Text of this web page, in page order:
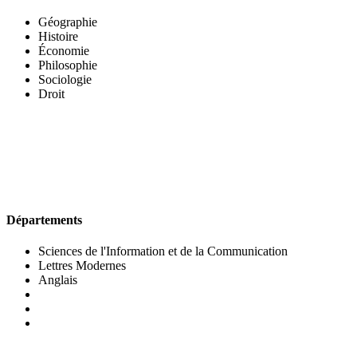
Géographie
Histoire
Économie
Philosophie
Sociologie
Droit
Départements
Sciences de l'Information et de la Communication
Lettres Modernes
Anglais